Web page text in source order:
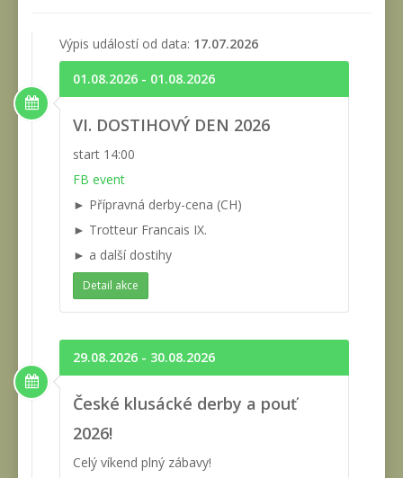
Výpis událostí od data: 17.07.2026
01.08.2026 - 01.08.2026
VI. DOSTIHOVÝ DEN 2026
start 14:00
FB event
► Přípravná derby-cena (CH)
► Trotteur Francais IX.
► a další dostihy
Detail akce
29.08.2026 - 30.08.2026
České klusácké derby a pouť
2026!
Celý víkend plný zábavy!